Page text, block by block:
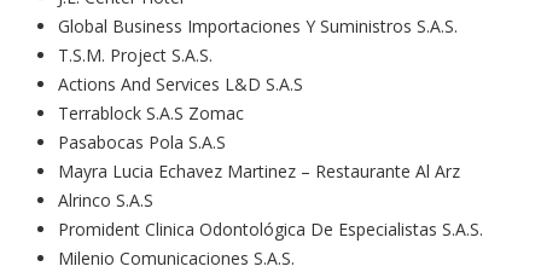
Global Business Importaciones Y Suministros S.A.S.
T.S.M. Project S.A.S.
Actions And Services L&D S.A.S
Terrablock S.A.S Zomac
Pasabocas Pola S.A.S
Mayra Lucia Echavez Martinez – Restaurante Al Arz
Alrinco S.A.S
Promident Clinica Odontológica De Especialistas S.A.S.
Milenio Comunicaciones S.A.S.